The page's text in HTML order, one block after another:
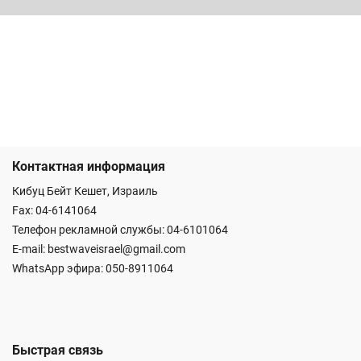
Контактная информация
Кибуц Бейт Кешет, Израиль
Fax: 04-6141064
Телефон рекламной службы: 04-6101064
E-mail: bestwaveisrael@gmail.com
WhatsApp эфира:050-8911064
Быстрая связь